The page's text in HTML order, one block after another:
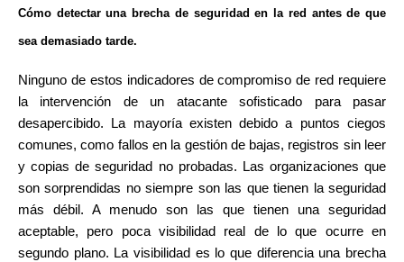
Cómo detectar una brecha de seguridad en la red antes de que
sea demasiado tarde.
Ninguno de estos indicadores de compromiso de red requiere
la intervención de un atacante sofisticado para pasar
desapercibido. La mayoría existen debido a puntos ciegos
comunes, como fallos en la gestión de bajas, registros sin leer
y copias de seguridad no probadas. Las organizaciones que
son sorprendidas no siempre son las que tienen la seguridad
más débil. A menudo son las que tienen una seguridad
aceptable, pero poca visibilidad real de lo que ocurre en
segundo plano. La visibilidad es lo que diferencia una brecha